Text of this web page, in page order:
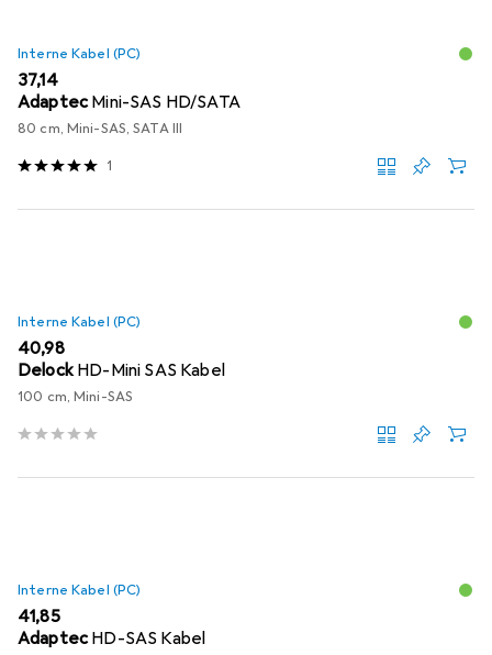
Interne Kabel (PC)
EUR
37,14
AdaptecMini-SAS HD/SATA
80 cm, Mini-SAS, SATA III
1
Interne Kabel (PC)
EUR
40,98
Delock HD-Mini SAS Kabel
100 cm, Mini-SAS
Interne Kabel (PC)
EUR
41,85
AdaptecHD-SAS Kabel